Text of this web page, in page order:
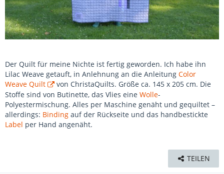
Der Quilt für meine Nichte ist fertig geworden. Ich habe ihn
Lilac Weave getauft, in Anlehnung an die Anleitung Color
Weave Quilt
von ChristaQuilts. Größe ca. 145 x 205 cm. Die
Stoffe sind von Butinette, das Vlies eine Wolle-
Polyestermischung. Alles per Maschine genäht und gequiltet –
allerdings: Binding auf der Rückseite und das handbestickte
Label per Hand angenäht.
TEILEN